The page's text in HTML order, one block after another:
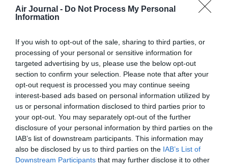
Air Journal - Do Not Process My Personal
Information
If you wish to opt-out of the sale, sharing to third parties, or
processing of your personal or sensitive information for
targeted advertising by us, please use the below opt-out
section to confirm your selection. Please note that after your
opt-out request is processed you may continue seeing
interest-based ads based on personal information utilized by
us or personal information disclosed to third parties prior to
your opt-out. You may separately opt-out of the further
disclosure of your personal information by third parties on the
IAB’s list of downstream participants. This information may
also be disclosed by us to third parties on the IAB’s List of
Downstream Participants that may further disclose it to other
infestés ?
LIRE L'ARTICLE
VOIR PLUS D'ARTICLES
FAIRE UN DON